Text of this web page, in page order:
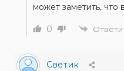
может заметить, что
0
Светик